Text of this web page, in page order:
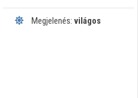
Megjelenés: világos